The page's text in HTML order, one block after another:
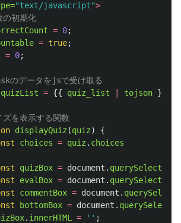
"text/javascript">
初期化
= 0;
= true;
= 0;
データをjsで受け取る
quizList = {{ quiz_list tojson }};
を表示する関数
displayQuiz (quiz)
{
choices = quiz . choices
quizBox = document . querySelector
evalBox = document . querySelector
commentBox = document .
bottomBox = document . querySelector
. innerHTML = '' ;